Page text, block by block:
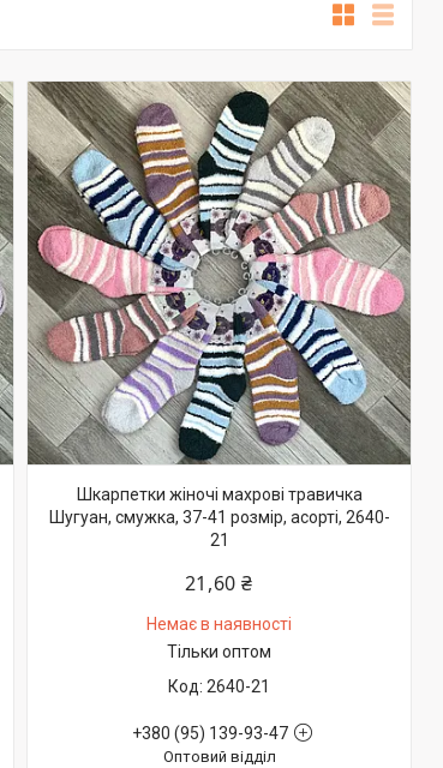
Шкарпетки жіночі махрові травичка
Шугуан, смужка, 37-41 розмір, асорті, 2640-
21
21,60 ₴
Немає в наявності
Тільки оптом
2640-21
+380 (95) 139-93-47
Оптовий відділ